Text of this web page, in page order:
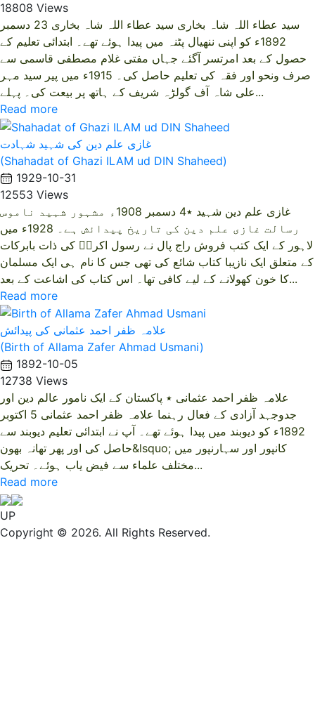
18808 Views
سید عطاء اللہ شاہ بخاری سید عطاء اللہ شاہ بخاری 23 دسمبر
1892ء کو اپنی ننھیال پٹنہ میں پیدا ہوئے تھے۔ ابتدائی تعلیم کے
حصول کے بعد امرتسر آگئے جہاں مفتی غلام مصطفی قاسمی سے
صرف ونحو اور فقہ کی تعلیم حاصل کی۔ 1915ء میں پیر سید مہر
علی شاہ آف گولڑہ شریف کے ہاتھ پر بیعت کی۔ پہلے...
Read more
غازی علم دین کی شہید شہادت
(Shahadat of Ghazi ILAM ud DIN Shaheed)
1929-10-31
12553 Views
غازی علم دین شہید ٭4 دسمبر 1908ء مشہور شہید ناموس
رسالت غازی علم دین کی تاریخ پیدائش ہے۔ 1928ء میں
لاہور کے ایک کتب فروش راج پال نے رسول اکرمؐ کی ذات بابرکات
کے متعلق ایک نازیبا کتاب شائع کی تھی جس کا نام ہی ایک مسلمان
کا خون کھولانے کے لیے کافی تھا۔ اس کتاب کی اشاعت کے بعد...
Read more
علامہ ظفر احمد عثمانی کی پیدائش
(Birth of Allama Zafer Ahmad Usmani)
1892-10-05
12738 Views
علامہ ظفر احمد عثمانی ٭ پاکستان کے ایک نامور عالم دین اور
جدوجہد آزادی کے فعال رہنما علامہ ظفر احمد عثمانی 5 اکتوبر
1892ء کو دیوبند میں پیدا ہوئے تھے۔ آپ نے ابتدائی تعلیم دیوبند سے
حاصل کی اور پھر تھانہ بھون&lsquo; کانپور اور سہارنپور میں
مختلف علماء سے فیض یاب ہوئے۔ تحریک...
Read more
UP
Copyright © 2026. All Rights Reserved.